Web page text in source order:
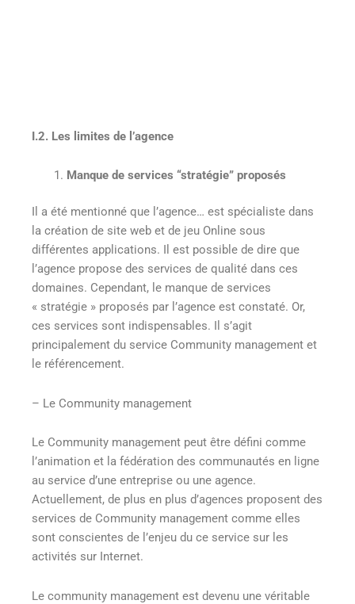
I.2. Les limites de l’agence
Manque de services “stratégie” proposés
Il a été mentionné que l’agence… est spécialiste dans
la création de site web et de jeu Online sous
différentes applications. Il est possible de dire que
l’agence propose des services de qualité dans ces
domaines. Cependant, le manque de services
« stratégie » proposés par l’agence est constaté. Or,
ces services sont indispensables. Il s’agit
principalement du service Community management et
le référencement.
– Le Community management
Le Community management peut être défini comme
l’animation et la fédération des communautés en ligne
au service d’une entreprise ou une agence.
Actuellement, de plus en plus d’agences proposent des
services de Community management comme elles
sont conscientes de l’enjeu du ce service sur les
activités sur Internet.
Le community management est devenu une véritable